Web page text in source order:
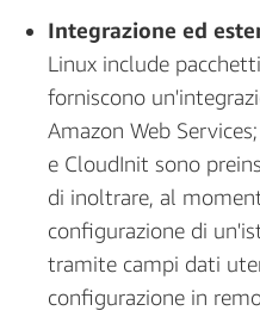
Integrazione ed
Linux include
forniscono
Amazon Web
e CloudInit sono
di inoltrare, al
configurazione di
tramite campi dati
configurazione in